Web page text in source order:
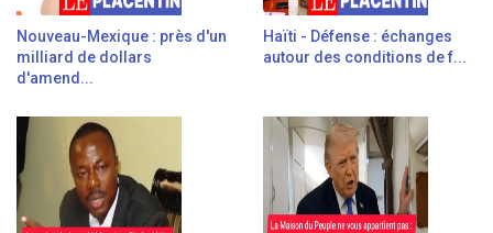
Nouveau-Mexique : près d'un
milliard de dollars
d'amend...
Haïti - Défense : échanges
autour des conditions de f...